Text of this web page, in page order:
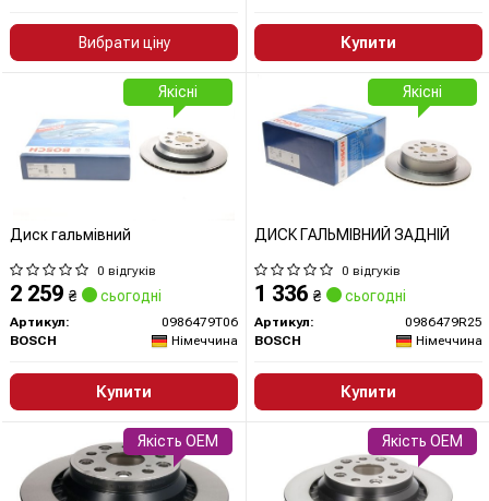
Вибрати ціну Купити
Диск гальмівний
0 відгуків
2 259 ₴ сьогодні
Артикул:
0986479T06
BOSCH
Німеччина
Купити
Якісні
ДИСК ГАЛЬМIВНИЙ ЗАДНIЙ
0 відгуків
1 336 ₴ сьогодні
Артикул:
0986479R25
BOSCH
Німеччина
Купити
Якісні
Якість OEM Якість OEM